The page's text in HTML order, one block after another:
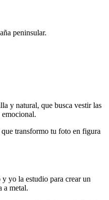
peninsular.
y natural, que busca vestir las
emocional.
transformo tu foto en figura
yo la estudio para crear un
a metal.